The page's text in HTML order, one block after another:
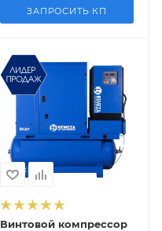
ЗАПРОСИТЬ КП
Винтовой компрессор